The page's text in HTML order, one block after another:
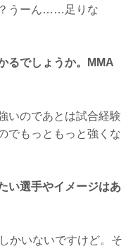
うーん……足りな
るでしょうか。MMA
いのであとは試合経験
でもっともっと強くな
選手やイメージはあ
かいないですけど。そ